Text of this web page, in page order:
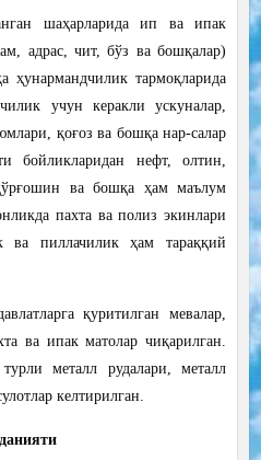
шаҳарларида ип ва ипак
адрас, чит, бўз ва бошқалар)
ҳунармандчилик тармоқларида
учун керакли ускуналар,
қоғоз ва бошқа нар-салар
бойликларидан нефт, олтин,
ва бошқа ҳам маълум
пахта ва полиз экинлари
ва пиллачилик ҳам тараққий
қуритилган мевалар,
ва ипак матолар чиқарилган.
металл рудалари, металл
келтирилган.